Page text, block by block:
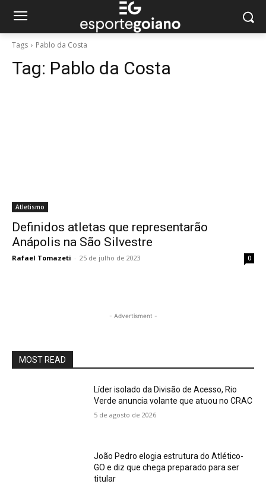
Tags Pablo da Costa
Tag: Pablo da Costa
Atletismo
Definidos atletas que representarão
Anápolis na São Silvestre
Rafael Tomazeti - 25 de julho de 2023 0
- Advertisment -
MOST READ
Líder isolado da Divisão de Acesso, Rio
Verde anuncia volante que atuou no CRAC
5 de agosto de 2026
João Pedro elogia estrutura do Atlético-
GO e diz que chega preparado para ser
titular